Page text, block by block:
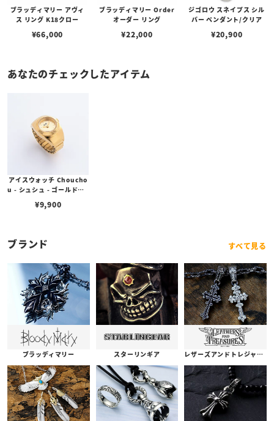
ブラッディマリー アヴィ
ス リング K18クロー
¥66,000
ブラッディマリー Order
オーダー リング
¥22,000
ジゴロウ スネイプス シル
バー ペンダント/クリア
¥20,900
あなたのチェックしたアイテム
アイスウォッチ Choucho
u - シュシュ - ゴールド（1
¥9,900
ブランド すべて見る
ブラッディマリー スターリンギア レザーズアンドトレジャーズ